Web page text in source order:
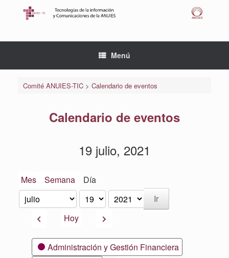
Menú
Comité ANUIES-TIC> Calendario de eventos
Calendario de eventos
19 julio, 2021
Mes Semana Día
Mes
Día
Año
AnteriorHoy Siguiente
CategoríasAdministración y Gestión Financiera